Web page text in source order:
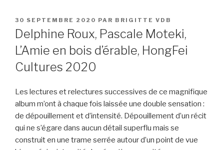
PUBLIÉ
LE
30 SEPTEMBRE 2020 PAR BRIGITTE VDB
Delphine Roux, Pascale Moteki,
L’Amie en bois d’érable, HongFei
Cultures 2020
Les lectures et relectures successives de ce magnifique
album m’ont à chaque fois laissée une double sensation :
de dépouillement et d’intensité. Dépouillement d’un récit
qui ne s’égare dans aucun détail superflu mais se
construit en une trame serrée autour d’un point de vue